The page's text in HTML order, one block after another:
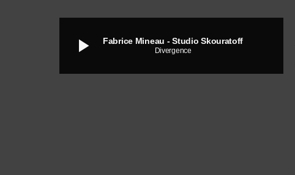
play_arrow Fabrice Mineau - Studio Skouratoff
Divergence